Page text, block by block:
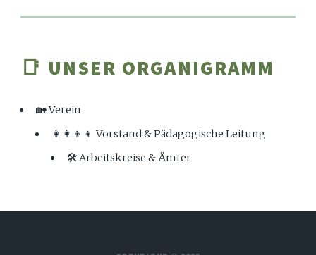
📑 UNSER ORGANIGRAMM
🏡 Verein
👩‍👩‍👦‍👦 Vorstand & Pädagogische Leitung
🛠️ Arbeitskreise & Ämter